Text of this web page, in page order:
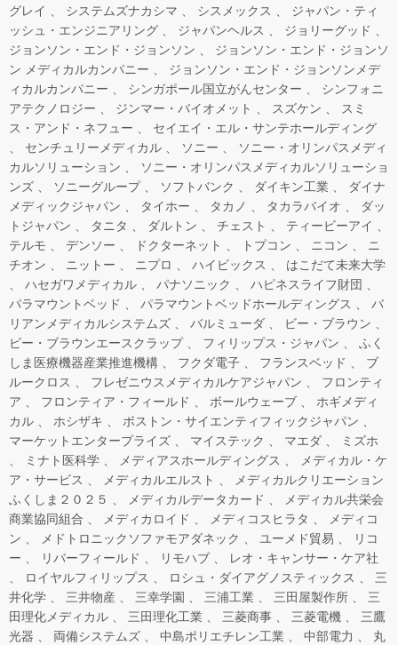
グレイ システムズナカシマ シスメックス
ジャパン・ティ
ッシュ・エンジニアリング
ジャパンヘルス
ジョリーグッド
ジョンソン・エンド・ジョンソン
ジョンソン・エンド・ジョンソ
ン メディカルカンパニー
ジョンソン・エンド・ジョンソンメデ
ィカルカンパニー
シンガポール国立がんセンター
シンフォニ
アテクノロジー
ジンマー・バイオメット スズケン
スミ
ス・アンド・ネフュー
セイエイ・エル・サンテホールディング
センチュリーメディカル
ソニー
ソニー・オリンパスメディ
カルソリューション
ソニー・オリンパスメディカルソリューショ
ンズ
ソニーグループ ソフトバンク ダイキン工業
ダイナ
メディックジャパン
タイホー タカノ タカラバイオ
ダッ
トジャパン
タニタ ダルトン チェスト
ティービーアイ
テルモ
デンソー ドクターネット トプコン ニコン
ニ
チオン
ニットー ニプロ ハイビックス
はこだて未来大学
ハセガワメディカル
パナソニック
ハピネスライフ財団
パラマウントベッド
パラマウントベッドホールディングス
バ
リアンメディカルシステムズ
バルミューダ
ビー・ブラウン
ビー・ブラウンエースクラップ
フィリップス・ジャパン
ふく
しま医療機器産業推進機構
フクダ電子 フランスベッド
ブ
ルークロス
フレゼニウスメディカルケアジャパン
フロンティ
ア
フロンティア・フィールド ボールウェーブ
ホギメディ
カル
ホシザキ
ボストン・サイエンティフィックジャパン
マーケットエンタープライズ
マイステック マエダ
ミズホ
ミナト医科学
メディアスホールディングス
メディカル・ケ
ア・サービス
メディカルエルスト
メディカルクリエーション
ふくしま２０２５
メディカルデータカード
メディカル共栄会
商業協同組合
メディカロイド メディコスヒラタ
メディコ
ン
メドトロニックソファモアダネック ユーメド貿易
リコ
ー
リバーフィールド リモハブ
レオ・キャンサー・ケア社
ロイヤルフィリップス
ロシュ・ダイアグノスティックス
三
井化学
三井物産 三幸学園 三浦工業 三田屋製作所
三
田理化メディカル
三田理化工業 三菱商事 三菱電機
三鷹
光器
両備システムズ 中島ポリエチレン工業 中部電力
丸